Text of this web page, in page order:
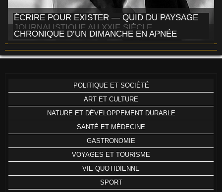
ÉCRIRE POUR EXISTER — QUID DU PAYSAGE
JOURNALISTIQUE AU XXIE SIÈCLE
CHRONIQUE D’UN DIMANCHE EN APNÉE
POLITIQUE ET SOCIÉTÉ
ART ET CULTURE
NATURE ET DÉVELOPPEMENT DURABLE
SANTÉ ET MÉDECINE
GASTRONOMIE
VOYAGES ET TOURISME
VIE QUOTIDIENNE
SPORT